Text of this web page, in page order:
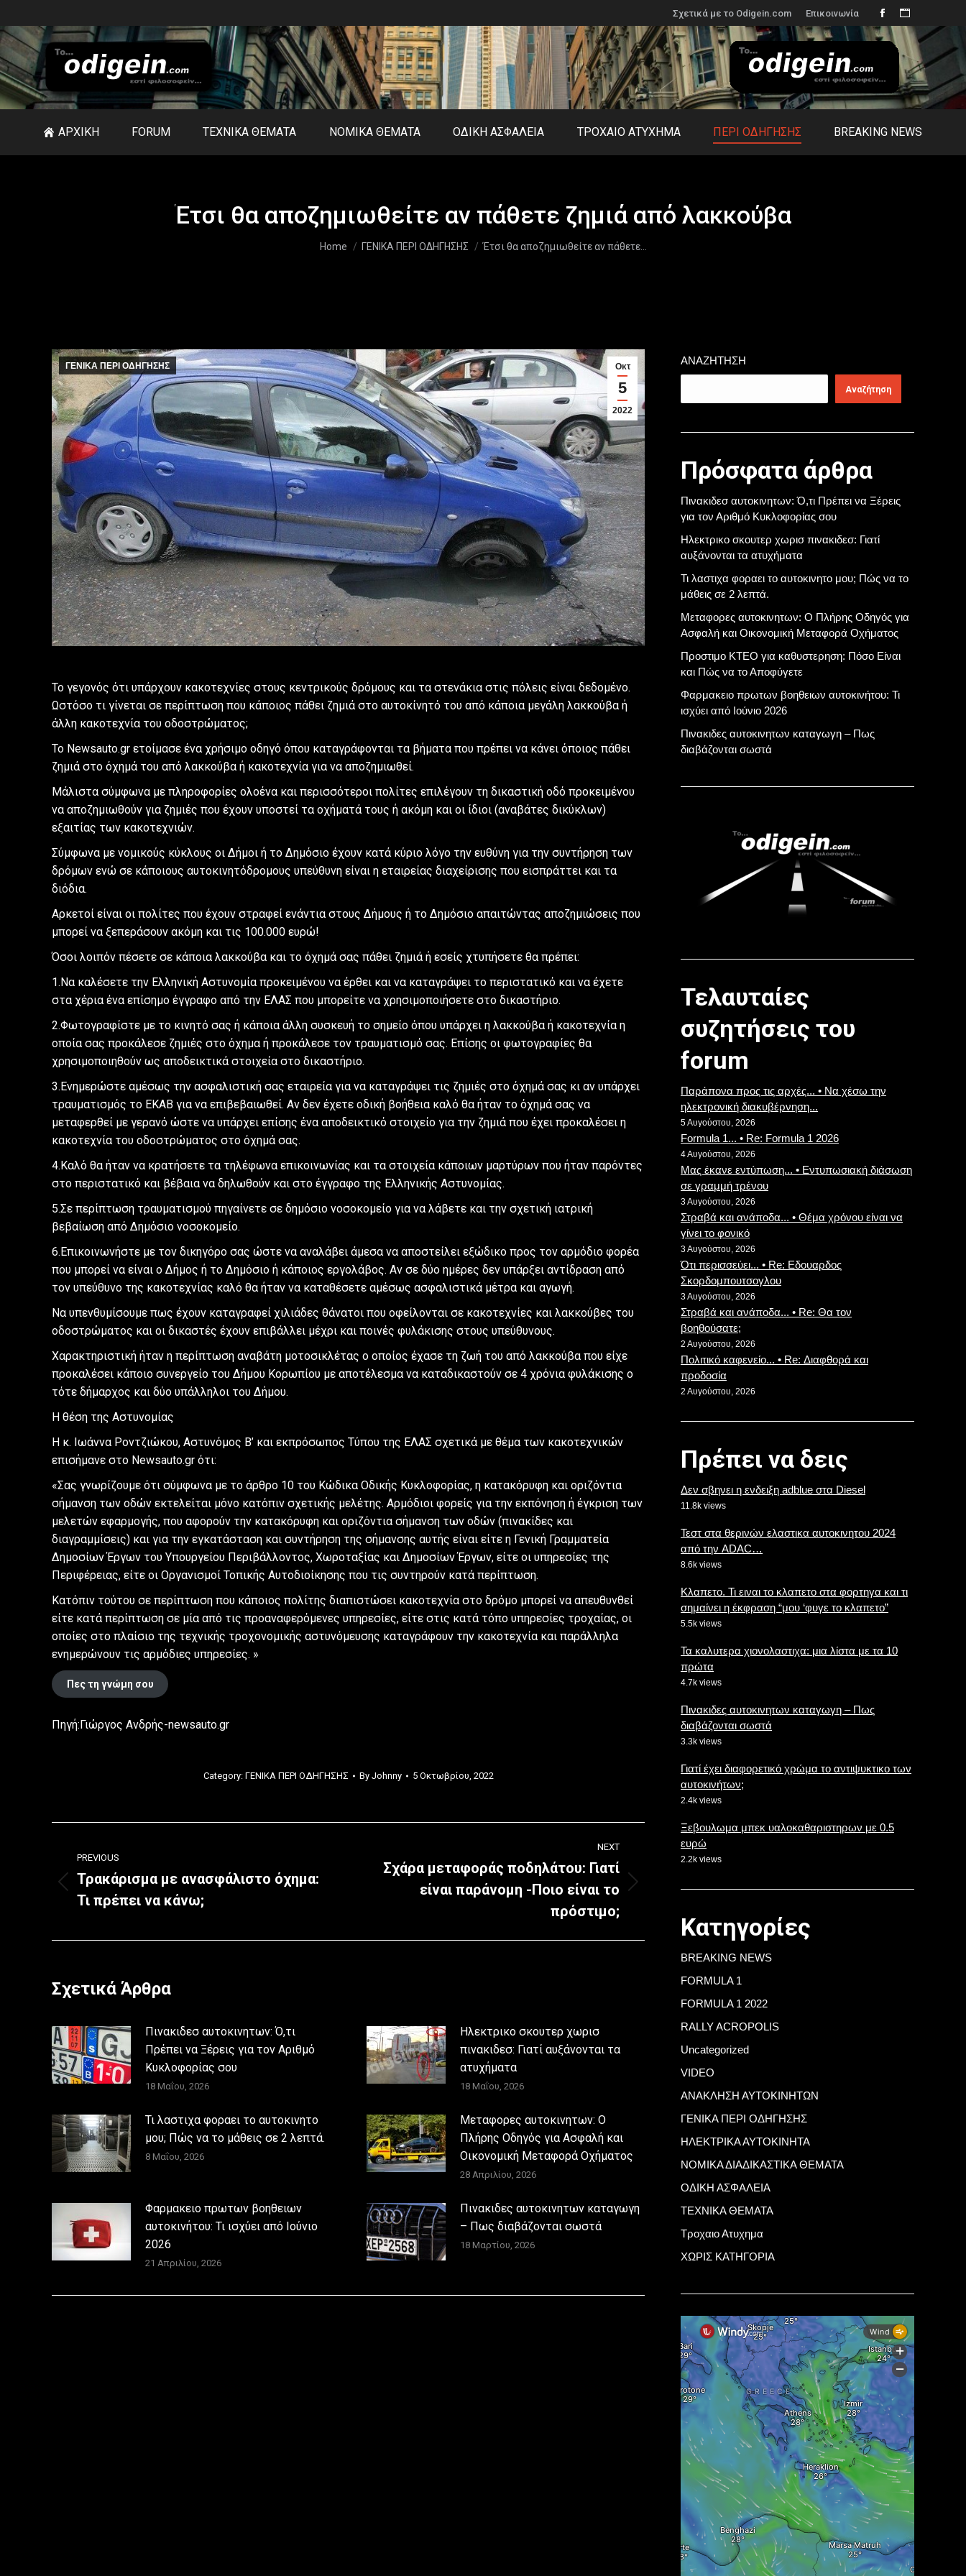
Σχετικά με το Odigein.com Επικοινωνία
Facebook
page
opens
new
Website
page
opens
in
new
ΑΡΧΙΚΗ
FORUM ΤΕΧΝΙΚΑ ΘΕΜΑΤΑ ΝΟΜΙΚΑ ΘΕΜΑΤΑ ΟΔΙΚΗ ΑΣΦΑΛΕΙΑ ΤΡΟΧΑΙΟ ΑΤΥΧΗΜΑ ΠΕΡΙ ΟΔΗΓΗΣΗΣ BREAKING NEWS
Έτσι θα αποζημιωθείτε αν πάθετε ζημιά από λακκούβα
You are here:
Home ΓΕΝΙΚΑ ΠΕΡΙ ΟΔΗΓΗΣΗΣ Έτσι θα αποζημιωθείτε αν πάθετε…
Οκτ
5
2022
ΓΕΝΙΚΑ ΠΕΡΙ ΟΔΗΓΗΣΗΣ
Το γεγονός ότι υπάρχουν κακοτεχνίες στους κεντρικούς δρόμους και τα στενάκια στις πόλεις είναι δεδομένο.
Ωστόσο τι γίνεται σε περίπτωση που κάποιος πάθει ζημιά στο αυτοκίνητό του από κάποια μεγάλη λακκούβα ή
άλλη κακοτεχνία του οδοστρώματος;
Το Newsauto.gr ετοίμασε ένα χρήσιμο οδηγό όπου καταγράφονται τα βήματα που πρέπει να κάνει όποιος πάθει
ζημιά στο όχημά του από λακκούβα ή κακοτεχνία για να αποζημιωθεί.
Μάλιστα σύμφωνα με πληροφορίες ολοένα και περισσότεροι πολίτες επιλέγουν τη δικαστική οδό προκειμένου
να αποζημιωθούν για ζημιές που έχουν υποστεί τα οχήματά τους ή ακόμη και οι ίδιοι (αναβάτες δικύκλων)
εξαιτίας των κακοτεχνιών.
Σύμφωνα με νομικούς κύκλους οι Δήμοι ή το Δημόσιο έχουν κατά κύριο λόγο την ευθύνη για την συντήρηση των
δρόμων ενώ σε κάποιους αυτοκινητόδρομους υπεύθυνη είναι η εταιρείας διαχείρισης που εισπράττει και τα
διόδια.
Αρκετοί είναι οι πολίτες που έχουν στραφεί ενάντια στους Δήμους ή το Δημόσιο απαιτώντας αποζημιώσεις που
μπορεί να ξεπεράσουν ακόμη και τις 100.000 ευρώ!
Όσοι λοιπόν πέσετε σε κάποια λακκούβα και το όχημά σας πάθει ζημιά ή εσείς χτυπήσετε θα πρέπει:
1.Να καλέσετε την Ελληνική Αστυνομία προκειμένου να έρθει και να καταγράψει το περιστατικό και να έχετε
στα χέρια ένα επίσημο έγγραφο από την ΕΛΑΣ που μπορείτε να χρησιμοποιήσετε στο δικαστήριο.
2.Φωτογραφίστε με το κινητό σας ή κάποια άλλη συσκευή το σημείο όπου υπάρχει η λακκούβα ή κακοτεχνία η
οποία σας προκάλεσε ζημιές στο όχημα ή προκάλεσε τον τραυματισμό σας. Επίσης οι φωτογραφίες θα
χρησιμοποιηθούν ως αποδεικτικά στοιχεία στο δικαστήριο.
3.Ενημερώστε αμέσως την ασφαλιστική σας εταιρεία για να καταγράψει τις ζημιές στο όχημά σας κι αν υπάρχει
τραυματισμός το ΕΚΑΒ για να επιβεβαιωθεί. Αν δεν έχετε οδική βοήθεια καλό θα ήταν το όχημά σας να
μεταφερθεί με γερανό ώστε να υπάρχει επίσης ένα αποδεικτικό στοιχείο για την ζημιά που έχει προκαλέσει η
κακοτεχνία του οδοστρώματος στο όχημά σας.
4.Καλό θα ήταν να κρατήσετε τα τηλέφωνα επικοινωνίας και τα στοιχεία κάποιων μαρτύρων που ήταν παρόντες
στο περιστατικό και βέβαια να δηλωθούν και στο έγγραφο της Ελληνικής Αστυνομίας.
5.Σε περίπτωση τραυματισμού πηγαίνετε σε δημόσιο νοσοκομείο για να λάβετε και την σχετική ιατρική
βεβαίωση από Δημόσιο νοσοκομείο.
6.Επικοινωνήστε με τον δικηγόρο σας ώστε να αναλάβει άμεσα να αποστείλει εξώδικο προς τον αρμόδιο φορέα
που μπορεί να είναι ο Δήμος ή το Δημόσιο ή κάποιος εργολάβος. Αν σε δύο ημέρες δεν υπάρξει αντίδραση από
τον υπεύθυνο της κακοτεχνίας καλό θα ήταν να καταθέσετε αμέσως ασφαλιστικά μέτρα και αγωγή.
Να υπενθυμίσουμε πως έχουν καταγραφεί χιλιάδες θάνατοι που οφείλονται σε κακοτεχνίες και λακκούβες του
οδοστρώματος και οι δικαστές έχουν επιβάλλει μέχρι και ποινές φυλάκισης στους υπεύθυνους.
Χαρακτηριστική ήταν η περίπτωση αναβάτη μοτοσικλέτας ο οποίος έχασε τη ζωή του από λακκούβα που είχε
προκαλέσει κάποιο συνεργείο του Δήμου Κορωπίου με αποτέλεσμα να καταδικαστούν σε 4 χρόνια φυλάκισης ο
τότε δήμαρχος και δύο υπάλληλοι του Δήμου.
Η θέση της Αστυνομίας
Η κ. Ιωάννα Ροντζιώκου, Αστυνόμος Β’ και εκπρόσωπος Τύπου της ΕΛΑΣ σχετικά με θέμα των κακοτεχνικών
επισήμανε στο Newsauto.gr ότι:
«Σας γνωρίζουμε ότι σύμφωνα με το άρθρο 10 του Κώδικα Οδικής Κυκλοφορίας, η κατακόρυφη και οριζόντια
σήμανση των οδών εκτελείται μόνο κατόπιν σχετικής μελέτης. Αρμόδιοι φορείς για την εκπόνηση ή έγκριση των
μελετών εφαρμογής, που αφορούν την κατακόρυφη και οριζόντια σήμανση των οδών (πινακίδες και
διαγραμμίσεις) και για την εγκατάσταση και συντήρηση της σήμανσης αυτής είναι είτε η Γενική Γραμματεία
Δημοσίων Έργων του Υπουργείου Περιβάλλοντος, Χωροταξίας και Δημοσίων Έργων, είτε οι υπηρεσίες της
Περιφέρειας, είτε οι Οργανισμοί Τοπικής Αυτοδιοίκησης που τις συντηρούν κατά περίπτωση.
Κατόπιν τούτου σε περίπτωση που κάποιος πολίτης διαπιστώσει κακοτεχνία στο δρόμο μπορεί να απευθυνθεί
είτε κατά περίπτωση σε μία από τις προαναφερόμενες υπηρεσίες, είτε στις κατά τόπο υπηρεσίες τροχαίας, οι
οποίες στο πλαίσιο της τεχνικής τροχονομικής αστυνόμευσης καταγράφουν την κακοτεχνία και παράλληλα
ενημερώνουν τις αρμόδιες υπηρεσίες. »
Πες τη γνώμη σου
Πηγή:Γιώργος Ανδρής-newsauto.gr
Category: ΓΕΝΙΚΑ ΠΕΡΙ ΟΔΗΓΗΣΗΣ By Johnny 5 Οκτωβρίου, 2022
navigation
PREVIOUS
Previous
post:
Τρακάρισμα με ανασφάλιστο όχημα:
Τι πρέπει να κάνω;
NEXT
Σχάρα μεταφοράς ποδηλάτου: Γιατί
είναι παράνομη -Ποιο είναι το
πρόστιμο;
Σχετικά Άρθρα
Πινακιδεσ αυτοκινητων: Ό,τι
Πρέπει να Ξέρεις για τον Αριθμό
Κυκλοφορίας σου
18 Μαΐου, 2026
Ηλεκτρικο σκουτερ χωρισ
πινακιδεσ: Γιατί αυξάνονται τα
ατυχήματα
18 Μαΐου, 2026
Τι λαστιχα φοραει το αυτοκινητο
μου; Πώς να το μάθεις σε 2 λεπτά.
8 Μαΐου, 2026
Μεταφορες αυτοκινητων: Ο
Πλήρης Οδηγός για Ασφαλή και
Οικονομική Μεταφορά Οχήματος
28 Απριλίου, 2026
Φαρμακειο πρωτων βοηθειων
αυτοκινήτου: Τι ισχύει από Ιούνιο
2026
21 Απριλίου, 2026
Πινακιδες αυτοκινητων καταγωγη
– Πως διαβάζονται σωστά
18 Μαρτίου, 2026
ΑΝΑΖΉΤΗΣΗ
Αναζήτηση
Πρόσφατα άρθρα
Πινακιδεσ αυτοκινητων: Ό,τι Πρέπει να Ξέρεις
για τον Αριθμό Κυκλοφορίας σου
Ηλεκτρικο σκουτερ χωρισ πινακιδεσ: Γιατί
αυξάνονται τα ατυχήματα
Τι λαστιχα φοραει το αυτοκινητο μου; Πώς να το
μάθεις σε 2 λεπτά.
Μεταφορες αυτοκινητων: Ο Πλήρης Οδηγός για
Ασφαλή και Οικονομική Μεταφορά Οχήματος
Προστιμο ΚΤΕΟ για καθυστερηση: Πόσο Είναι
και Πώς να το Αποφύγετε
Φαρμακειο πρωτων βοηθειων αυτοκινήτου: Τι
ισχύει από Ιούνιο 2026
Πινακιδες αυτοκινητων καταγωγη – Πως
διαβάζονται σωστά
Τελαυταίες
συζητήσεις του
forum
Παράπονα προς τις αρχές... • Να χέσω την
ηλεκτρονική διακυβέρνηση...
5 Αυγούστου, 2026
Formula 1... • Re: Formula 1 2026
4 Αυγούστου, 2026
Μας έκανε εντύπωση... • Εντυπωσιακή διάσωση
σε γραμμή τρένου
3 Αυγούστου, 2026
Στραβά και ανάποδα... • Θέμα χρόνου είναι να
γίνει το φονικό
3 Αυγούστου, 2026
Ότι περισσεύει... • Re: Eδουαρδος
Σκορδομπουτσογλου
3 Αυγούστου, 2026
Στραβά και ανάποδα... • Re: Θα τον
βοηθούσατε;
2 Αυγούστου, 2026
Πολιτικό καφενείο... • Re: Διαφθορά και
προδοσία
2 Αυγούστου, 2026
Πρέπει να δεις
Δεν σβηνει η ενδειξη adblue στα Diesel
11.8k views
Τεστ στα θερινών ελαστικα αυτοκινητου 2024
από την ADAC…
8.6k views
Κλαπετο. Τι ειναι το κλαπετο στα φορτηγα και τι
σημαίνει η έκφραση “μου ‘φυγε το κλαπετο”
5.5k views
Τα καλυτερα χιονολαστιχα: μια λίστα με τα 10
πρώτα
4.7k views
Πινακιδες αυτοκινητων καταγωγη – Πως
διαβάζονται σωστά
3.3k views
Γιατί έχει διαφορετικό χρώμα το αντιψυκτικο των
αυτοκινήτων;
2.4k views
Ξεβουλωμα μπεκ υαλοκαθαριστηρων με 0.5
ευρώ
2.2k views
Κατηγορίες
BREAKING NEWS
FORMULA 1
FORMULA 1 2022
RALLY ACROPOLIS
Uncategorized
VIDEO
ΑΝΑΚΛΗΣΗ ΑΥΤΟΚΙΝΗΤΩΝ
ΓΕΝΙΚΑ ΠΕΡΙ ΟΔΗΓΗΣΗΣ
ΗΛΕΚΤΡΙΚΑ ΑΥΤΟΚΙΝΗΤΑ
ΝΟΜΙΚΑ ΔΙΑΔΙΚΑΣΤΙΚΑ ΘΕΜΑΤΑ
ΟΔΙΚΗ ΑΣΦΑΛΕΙΑ
ΤΕΧΝΙΚΑ ΘΕΜΑΤΑ
Τροχαιο Ατυχημα
ΧΩΡΙΣ ΚΑΤΗΓΟΡΙΑ